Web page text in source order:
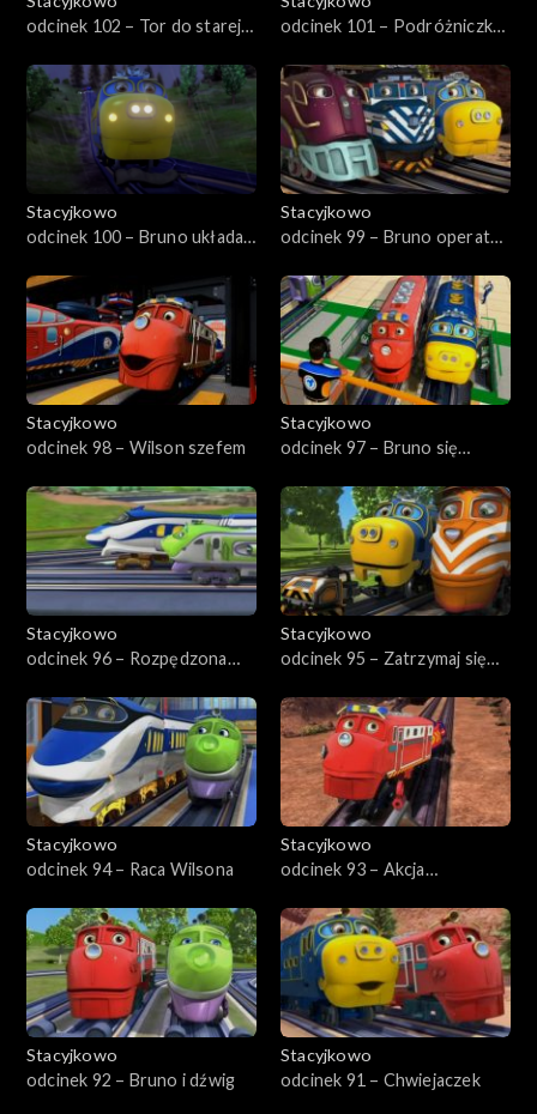
odcinek 102 – Tor do starej
odcinek 101 – Podróżniczka
Stacyjkowo
odcinek 100 – Bruno układa
Stacyjkowo
odcinek 99 – Bruno operator
Stacyjkowo
odcinek 98 – Wilson szefem
Stacyjkowo
odcinek 97 – Bruno się
Stacyjkowo
odcinek 96 – Rozpędzona
Stacyjkowo
odcinek 95 – Zatrzymaj się
Stacyjkowo
odcinek 94 – Raca Wilsona
Stacyjkowo
odcinek 93 – Akcja
Stacyjkowo
odcinek 92 – Bruno i dźwig
Stacyjkowo
odcinek 91 – Chwiejaczek